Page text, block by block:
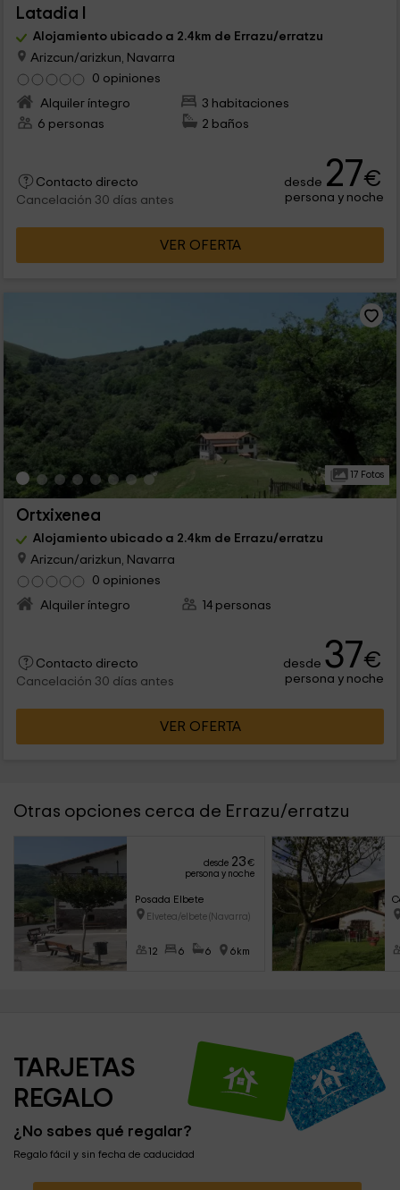
Latadia I
Alojamiento ubicado a 2.4km de Errazu/erratzu
Arizcun/arizkun, Navarra
0 opiniones
Alquiler íntegro
3 habitaciones
6 personas
2 baños
Contacto directo
Cancelación 30 días antes
desde 27€
persona y noche
VER OFERTA
17 Fotos
Ortxixenea
Alojamiento ubicado a 2.4km de Errazu/erratzu
Arizcun/arizkun, Navarra
0 opiniones
Alquiler íntegro
14 personas
Contacto directo
Cancelación 30 días antes
desde 37€
persona y noche
VER OFERTA
Otras opciones cerca de Errazu/erratzu
desde 23€
persona y noche
Posada Elbete
Elvetea/elbete (Navarra)
12 6 6 6km
TARJETAS
REGALO
¿No sabes qué regalar?
Regalo fácil y sin fecha de caducidad